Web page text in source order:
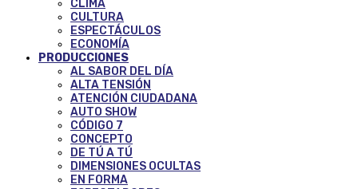
CLIMA
CULTURA
ESPECTÁCULOS
ECONOMÍA
PRODUCCIONES
AL SABOR DEL DÍA
ALTA TENSIÓN
ATENCIÓN CIUDADANA
AUTO SHOW
CÓDIGO 7
CONCEPTO
DE TÚ A TÚ
DIMENSIONES OCULTAS
EN FORMA